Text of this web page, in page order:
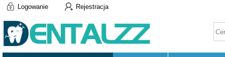
Logowanie Rejestracja